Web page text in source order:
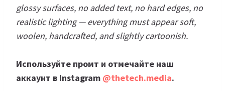
glossy surfaces, no added text, no hard edges, no
realistic lighting — everything must appear soft,
woolen, handcrafted, and slightly cartoonish.
Используйте промт и отмечайте наш
аккаунт в Instagram @thetech.media.